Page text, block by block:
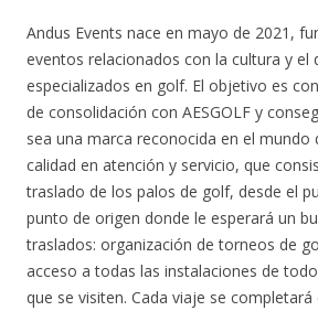
Andus Events nace en mayo de 2021,
eventos relacionados con la cultura y el
especializados en golf. El objetivo es
de consolidación con AESGOLF y
sea una marca reconocida en el mundo
calidad en atención y servicio, que
traslado de los palos de golf, desde el
punto de origen donde le esperará un
traslados: organización de torneos de
acceso a todas las instalaciones de
que se visiten. Cada viaje se